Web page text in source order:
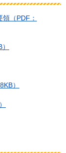
（PDF：
）